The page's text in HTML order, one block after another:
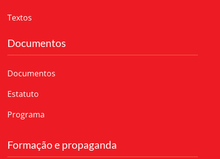
Textos
Documentos
Documentos
Estatuto
Programa
Formação e propaganda